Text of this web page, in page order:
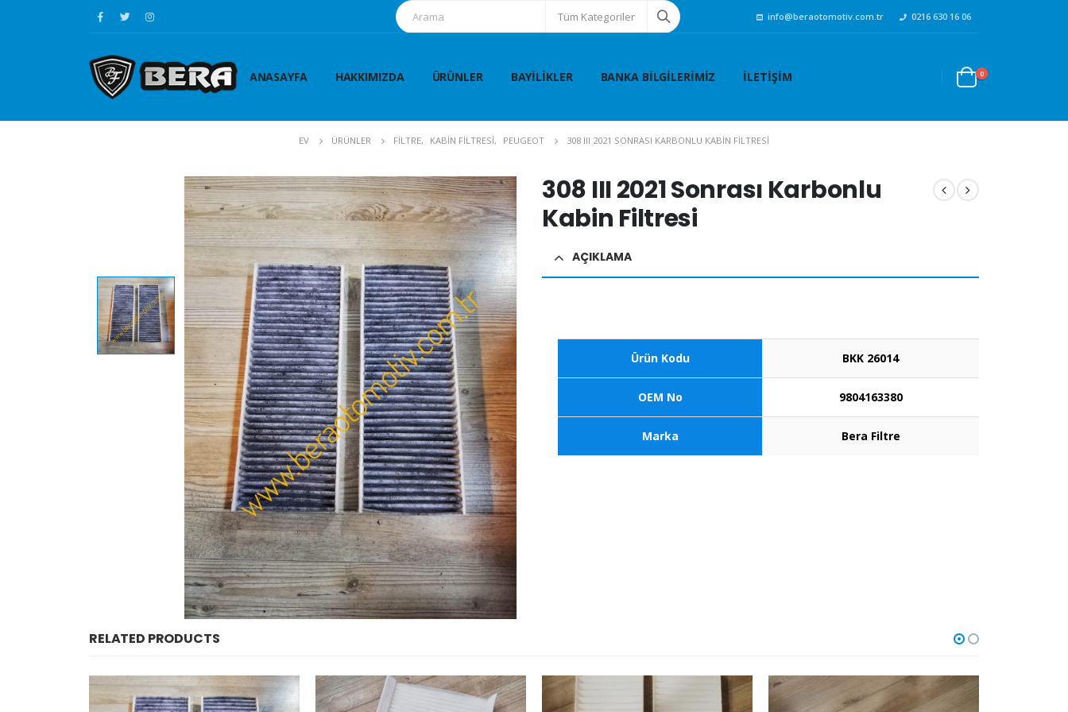
Tüm Kategoriler info@beraotomotiv.com.tr 0216 630 16 06
ANASAYFA HAKKIMIZDA ÜRÜNLER BAYILIKLER BANKA BILGILERIMIZ İLETIŞIM 0
EV ÜRÜNLER FİLTRE, KABİN FİLTRESİ, PEUGEOT 308 III 2021 SONRASI KARBONLU KABIN FILTRESI
308 III 2021 Sonrası Karbonlu
Kabin Filtresi
AÇIKLAMA
Ürün Kodu BKK 26014
OEM No 9804163380
Marka Bera Filtre
RELATED PRODUCTS